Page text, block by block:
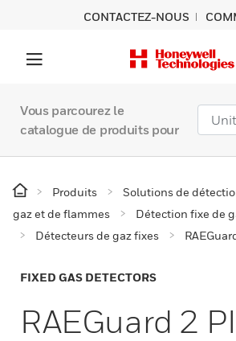
CONTACTEZ-NOUS
Vous parcourez le
catalogue de produits pour
Produits Solutions de
gaz et de flammes
Détection fixe de
Détecteurs de gaz fixes
FIXED GAS DETECTORS
RAEGuard 2